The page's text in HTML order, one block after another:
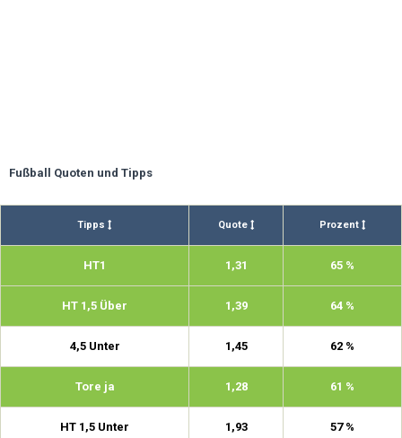
Fußball Quoten und Tipps
Tipps Quote Prozent
HT1 1,31 65 %
HT 1,5 Über 1,39 64 %
4,5 Unter 1,45 62 %
Tore ja 1,28 61 %
HT 1,5 Unter 1,93 57 %